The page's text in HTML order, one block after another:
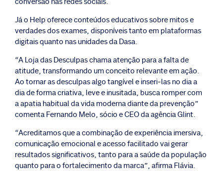
Já o Help oferece conteúdos educativos sobre mitos e
verdades dos exames, disponíveis tanto em plataformas
digitais quanto nas unidades da Dasa.
“A Loja das Desculpas chama atenção para a falta de
atitude, transformando um conceito relevante em ação.
Ao tornar as desculpas algo tangível e inseri-las no dia a
dia de forma criativa, leve e inusitada, busca romper com
a apatia habitual da vida moderna diante da prevenção”
comenta Fernando Melo, sócio e CEO da agência Glint.
“Acreditamos que a combinação de experiência imersiva,
comunicação emocional e acesso facilitado vai gerar
resultados significativos, tanto para a saúde da população
quanto para o fortalecimento da marca”, afirma Flávia.